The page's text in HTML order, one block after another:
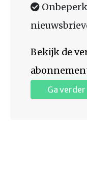
Bekijk de
Ga verder